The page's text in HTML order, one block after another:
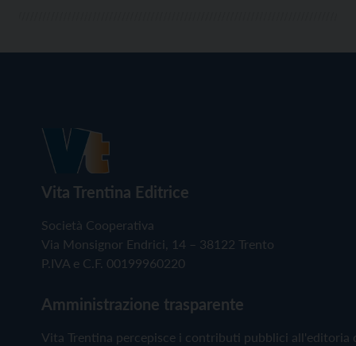
Vita Trentina Editrice
Società Cooperativa
Via Monsignor Endrici, 14 – 38122 Trento
P.IVA e C.F. 00199960220
Amministrazione trasparente
Vita Trentina percepisce i contributi pubblici all'editoria